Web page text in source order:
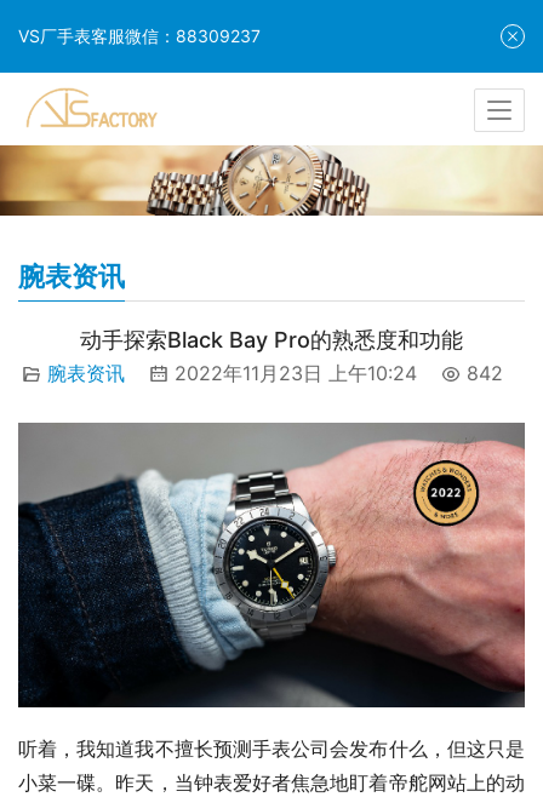
腕表资讯
动手探索Black Bay Pro的熟悉度和功能
腕表资讯 2022年11月23日 上午10:24 842
听着，我知道我不擅长预测手表公司会发布什么，但这只是
小菜一碟。昨天，当钟表爱好者焦急地盯着帝舵网站上的动
VS厂手表客服微信：88309237